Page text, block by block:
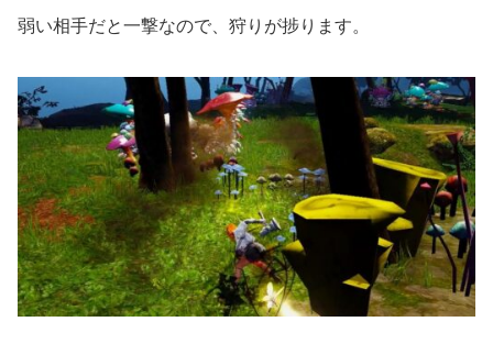
弱い相手だと一撃なので、狩りが捗ります。